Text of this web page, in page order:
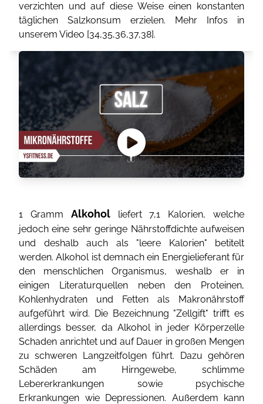
verzichten und auf diese Weise einen konstanten
täglichen Salzkonsum erzielen. Mehr Infos in
unserem Video [34,35,36,37,38].
1 Gramm Alkoholliefert 7,1 Kalorien, welche
jedoch eine sehr geringe Nährstoffdichte aufweisen
und deshalb auch als "leere Kalorien" betitelt
werden. Alkohol ist demnach ein Energielieferant für
den menschlichen Organismus, weshalb er in
einigen Literaturquellen neben den Proteinen,
Kohlenhydraten und Fetten als Makronährstoff
aufgeführt wird. Die Bezeichnung "Zellgift" trifft es
allerdings besser, da Alkohol in jeder Körperzelle
Schaden anrichtet und auf Dauer in großen Mengen
zu schweren Langzeitfolgen führt. Dazu gehören
Schäden am Hirngewebe, schlimme
Lebererkrankungen sowie psychische
Erkrankungen wie Depressionen. Außerdem kann